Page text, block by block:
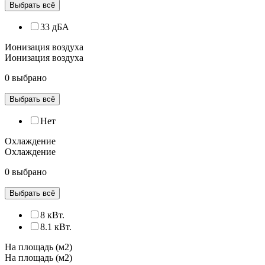
Выбрать всё
33 дБА
Ионизация воздуха
Ионизация воздуха
0 выбрано
Выбрать всё
Нет
Охлаждение
Охлаждение
0 выбрано
Выбрать всё
8 кВт.
8.1 кВт.
На площадь (м2)
На площадь (м2)